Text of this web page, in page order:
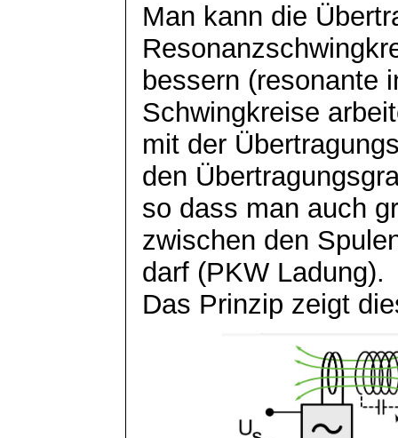
Man kann die
bessern (resonante
Schwingkreise
mit der
den
so dass man auch
zwischen den
darf (PKW Ladung).
Das Prinzip zeigt